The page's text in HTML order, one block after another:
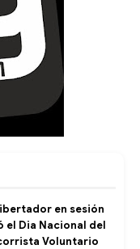
en sesión
el Dia Nacional del
Voluntario